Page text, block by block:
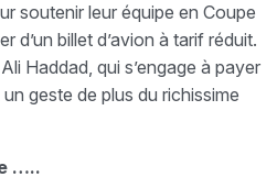
soutenir leur équipe en Coupe
d’un billet d’avion à tarif réduit.
Haddad, qui s’engage à payer
geste de plus du richissime
…..